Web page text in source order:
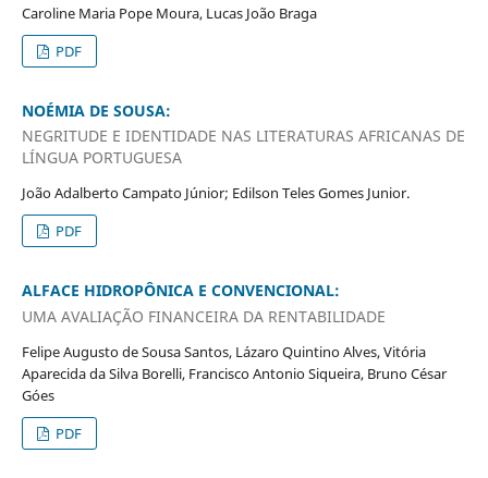
Caroline Maria Pope Moura, Lucas João Braga
PDF
NOÉMIA DE SOUSA:
NEGRITUDE E IDENTIDADE NAS LITERATURAS AFRICANAS DE
LÍNGUA PORTUGUESA
João Adalberto Campato Júnior; Edilson Teles Gomes Junior.
PDF
ALFACE HIDROPÔNICA E CONVENCIONAL:
UMA AVALIAÇÃO FINANCEIRA DA RENTABILIDADE
Felipe Augusto de Sousa Santos, Lázaro Quintino Alves, Vitória
Aparecida da Silva Borelli, Francisco Antonio Siqueira, Bruno César
Góes
PDF